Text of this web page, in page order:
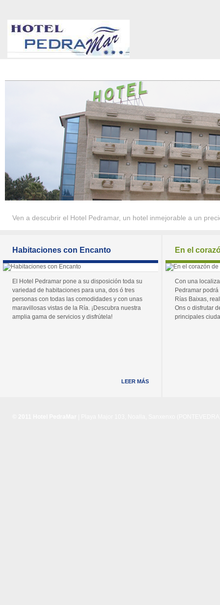
Ven a descubrir el Hotel Pedramar, un hotel inmejorable a un
Habitaciones con Encanto
El Hotel Pedramar pone a su disposición toda su
variedad de habitaciones para una, dos ó tres
personas con todas las comodidades y con unas
maravillosas vistas de la Ría. ¡Descubra nuestra
amplia gama de servicios y disfrútela!
LEER MÁS
En el
Con una
Pedramar
Rías Baixas,
Ons o disfrutar
principales